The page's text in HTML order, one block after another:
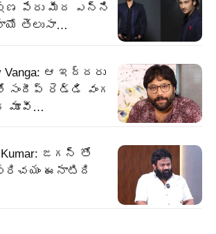
పేరు మీద ఎన్ని
తెలుసా…
Vanga: ఆ ఇద్దరు
రెడ్డి వంగ
Kumar: జగన్ తో
ఈనాటిది